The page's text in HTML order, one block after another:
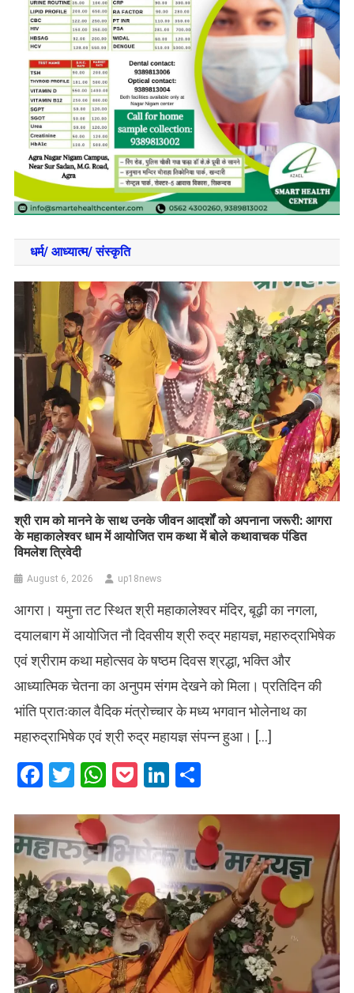
धर्म/ आध्‍यात्‍म/ संस्‍कृति
​श्री राम को मानने के साथ उनके जीवन आदर्शों को अपनाना जरूरी: आगरा
के महाकालेश्वर धाम में आयोजित राम कथा में बोले कथावाचक पंडित
विमलेश त्रिवेदी
August 6, 2026 up18news
आगरा। यमुना तट स्थित श्री महाकालेश्वर मंदिर, बूढ़ी का नगला,
दयालबाग में आयोजित नौ दिवसीय श्री रुद्र महायज्ञ, महारुद्राभिषेक
एवं श्रीराम कथा महोत्सव के षष्ठम दिवस श्रद्धा, भक्ति और
आध्यात्मिक चेतना का अनुपम संगम देखने को मिला। प्रतिदिन की
भांति प्रातःकाल वैदिक मंत्रोच्चार के मध्य भगवान भोलेनाथ का
महारुद्राभिषेक एवं श्री रुद्र महायज्ञ संपन्न हुआ। […]
Facebook
Twitter
WhatsApp
PocketLinkedIn